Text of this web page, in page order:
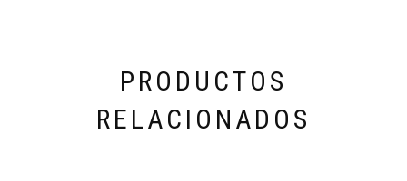
PRODUCTOS
RELACIONADOS